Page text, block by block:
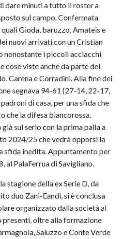
dare minuti a tutto il roster a
sul campo. Confermata
Gioda, baruzzo, Amateis e
nuovi arrivati con un Cristian
nonostante i piccoli acciacchi
cose viste anche da parte dei
Carena e Corradini. Alla fine dei
segnava 94-61 (27-14, 22-17,
di casa, per una sfida che
che la difesa biancorossa.
sul serio con la prima palla a
2024/25 che vedrà opporsi la
sfida inedita. Appuntamento per
al PalaFerrua di Savigliano.
stagione della ex Serie D, da
duo Zani-Eandi, si è conclusa
organizzato dalla società al
presenti, oltre alla formazione
Saluzzo e Conte Verde